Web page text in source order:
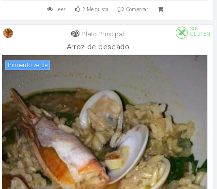
Leer 2 Me gusta Comentar
Plato Principal
SIN
GLUTEN
Arroz de pescado
pimiento verde